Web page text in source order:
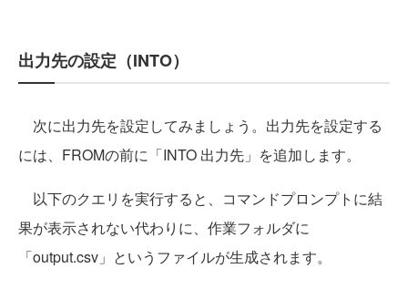
出力先の設定（INTO）
次に出力先を設定してみましょう。出力先を設定する
には、FROMの前に「INTO 出力先」を追加します。
以下のクエリを実行すると、コマンドプロンプトに結
果が表示されない代わりに、作業フォルダに
「output.csv」というファイルが生成されます。